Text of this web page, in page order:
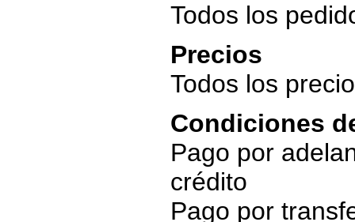
Todos los
Precios
Todos los
Condiciones
Pago por
crédito
Pago por